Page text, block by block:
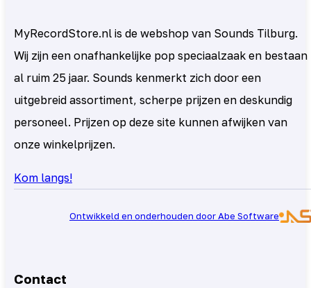
MyRecordStore.nl is de webshop van Sounds Tilburg.
Wij zijn een onafhankelijke pop speciaalzaak en bestaan
al ruim 25 jaar. Sounds kenmerkt zich door een
uitgebreid assortiment, scherpe prijzen en deskundig
personeel. Prijzen op deze site kunnen afwijken van
onze winkelprijzen.
Kom langs!
Ontwikkeld en onderhouden door Abe Software
Contact